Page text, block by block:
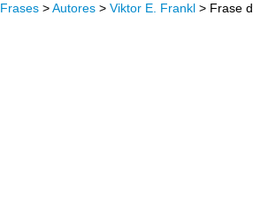
Frases >Autores > Viktor E. Frankl > Frase